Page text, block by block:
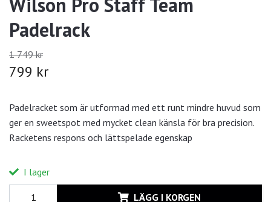
Padelrack
1 749 kr
799 kr
Padelracket som är utformad med ett runt mindre huvud som
ger en sweetspot med mycket clean känsla för bra precision.
Racketens respons och lättspelade egenskap
I lager
LÄGG I KORGEN